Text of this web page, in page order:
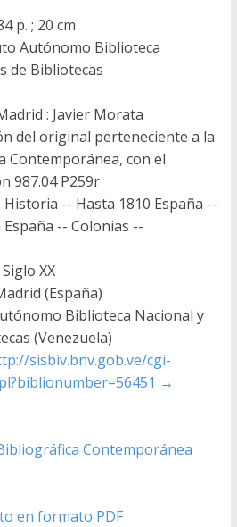
p. ; 20 cm
Autónomo Biblioteca
de Bibliotecas
: Javier Morata
del original perteneciente a la
Contemporánea, con el
987.04 P259r
-- Hasta 1810 España --
-- Colonias --
Siglo XX
(España)
Biblioteca Nacional y
(Venezuela)
sisbiv.bnv.gob.ve/cgi-
→
Contemporánea
en formato PDF